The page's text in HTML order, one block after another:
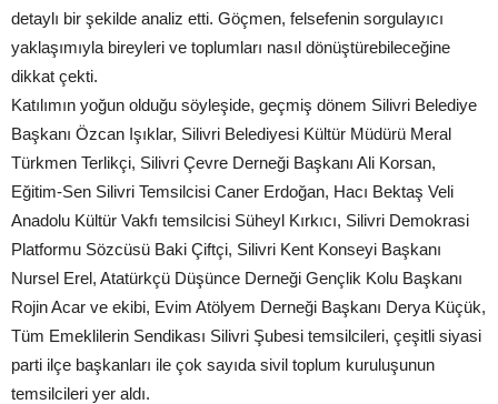
detaylı bir şekilde analiz etti. Göçmen, felsefenin sorgulayıcı
yaklaşımıyla bireyleri ve toplumları nasıl dönüştürebileceğine
dikkat çekti.
Katılımın yoğun olduğu söyleşide, geçmiş dönem Silivri Belediye
Başkanı Özcan Işıklar, Silivri Belediyesi Kültür Müdürü Meral
Türkmen Terlikçi, Silivri Çevre Derneği Başkanı Ali Korsan,
Eğitim-Sen Silivri Temsilcisi Caner Erdoğan, Hacı Bektaş Veli
Anadolu Kültür Vakfı temsilcisi Süheyl Kırkıcı, Silivri Demokrasi
Platformu Sözcüsü Baki Çiftçi, Silivri Kent Konseyi Başkanı
Nursel Erel, Atatürkçü Düşünce Derneği Gençlik Kolu Başkanı
Rojin Acar ve ekibi, Evim Atölyem Derneği Başkanı Derya Küçük,
Tüm Emeklilerin Sendikası Silivri Şubesi temsilcileri, çeşitli siyasi
parti ilçe başkanları ile çok sayıda sivil toplum kuruluşunun
temsilcileri yer aldı.